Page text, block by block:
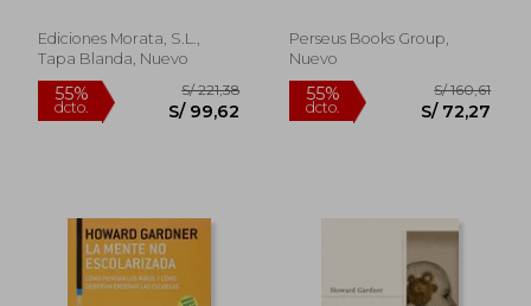
55%
dcto. S/ 72,27 dcto.
Ediciones Morata, S.L.,
Tapa Blanda, Nuevo
Perseus Books Group,
Nuevo